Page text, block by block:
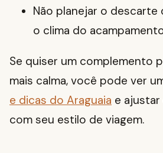
Não planejar o descarte
o clima do
Se quiser um complemento
mais calma, você pode ver
e dicas do Araguaia e
com seu estilo de viagem.